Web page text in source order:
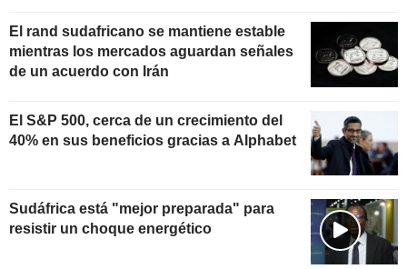
El rand sudafricano se mantiene estable
mientras los mercados aguardan señales
de un acuerdo con Irán
El S&P 500, cerca de un crecimiento del
40% en sus beneficios gracias a Alphabet
Sudáfrica está "mejor preparada" para
resistir un choque energético